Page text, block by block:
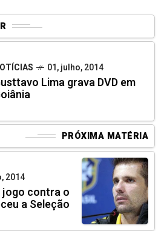
01, julho, 2014
Lima grava DVD em
PRÓXIMA MATÉRIA
2014
jogo contra o
a Seleção